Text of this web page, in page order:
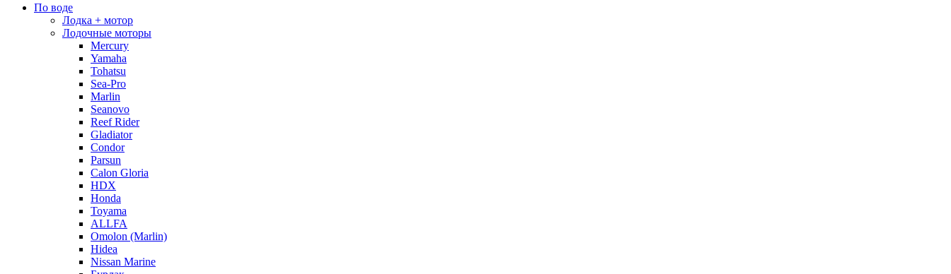
По воде
Лодка + мотор
Лодочные моторы
Mercury
Yamaha
Tohatsu
Sea-Pro
Marlin
Seanovo
Reef Rider
Gladiator
Condor
Parsun
Calon Gloria
HDX
Honda
Toyama
ALLFA
Omolon (Marlin)
Hidea
Nissan Marine